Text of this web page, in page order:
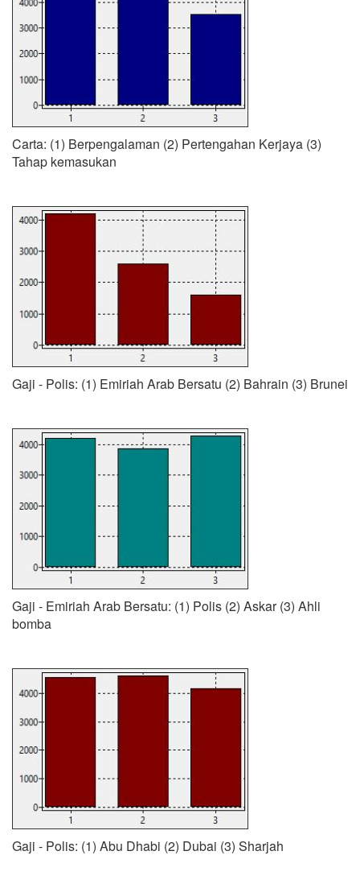
Carta: (1) Berpengalaman (2) Pertengahan Kerjaya (3)
Tahap kemasukan
Gaji - Polis: (1) Emiriah Arab Bersatu (2) Bahrain (3) Brunei
Gaji - Emiriah Arab Bersatu: (1) Polis (2) Askar (3) Ahli
bomba
Gaji - Polis: (1) Abu Dhabi (2) Dubai (3) Sharjah